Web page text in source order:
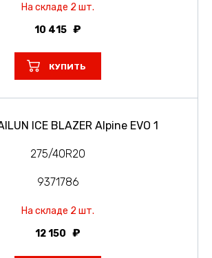
На складе 2 шт.
10 415
КУПИТЬ
ICE BLAZER Alpine EVO 1
275/40R20
9371786
На складе 2 шт.
12 150